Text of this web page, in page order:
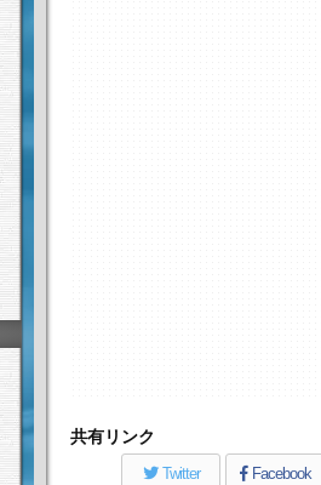
共有リンク
Twitter Facebook